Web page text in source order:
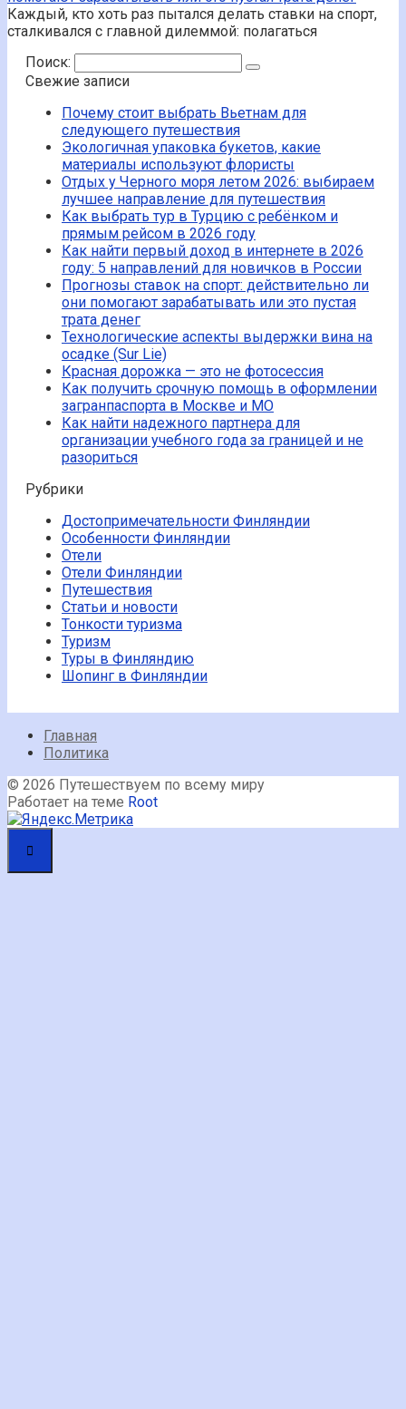
Каждый, кто хоть раз пытался делать ставки на спорт,
сталкивался с главной дилеммой: полагаться
Поиск:
Свежие записи
Почему стоит выбрать Вьетнам для
следующего путешествия
Экологичная упаковка букетов, какие
материалы используют флористы
Отдых у Черного моря летом 2026: выбираем
лучшее направление для путешествия
Как выбрать тур в Турцию с ребёнком и
прямым рейсом в 2026 году
Как найти первый доход в интернете в 2026
году: 5 направлений для новичков в России
Прогнозы ставок на спорт: действительно ли
они помогают зарабатывать или это пустая
трата денег
Технологические аспекты выдержки вина на
осадке (Sur Lie)
Красная дорожка — это не фотосессия
Как получить срочную помощь в оформлении
загранпаспорта в Москве и МО
Как найти надежного партнера для
организации учебного года за границей и не
разориться
Рубрики
Достопримечательности Финляндии
Особенности Финляндии
Отели
Отели Финляндии
Путешествия
Статьи и новости
Тонкости туризма
Туризм
Туры в Финляндию
Шопинг в Финляндии
Главная
Политика
© 2026 Путешествуем по всему миру
Работает на теме Root